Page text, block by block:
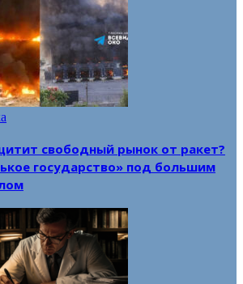
свободный рынок от ракет?
государство» под большим